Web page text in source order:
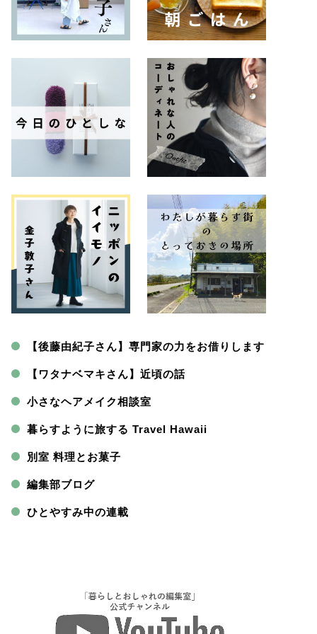
【後藤由紀子さん】専門家の力をお借りします
【ワタナベマキさん】近頃の話
小さなヘアメイク相談室
暮らすように旅する Travel Hawaii
別室 料理とお菓子
編集部ブログ
ひとやすみ中の連載